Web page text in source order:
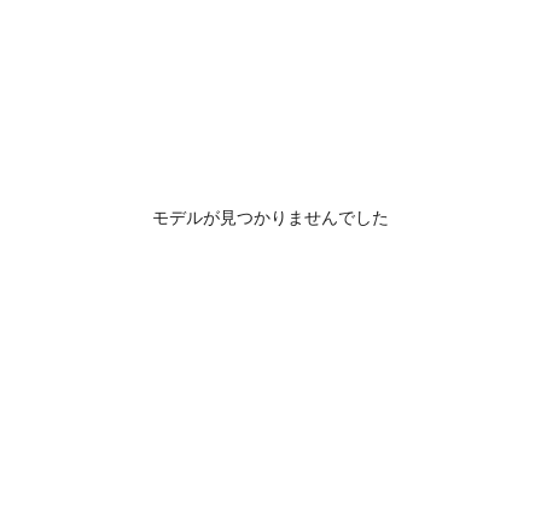
モデルが見つかりませんでした